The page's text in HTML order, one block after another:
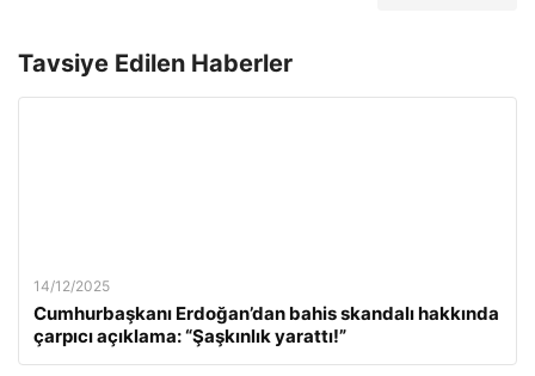
Tavsiye Edilen Haberler
14/12/2025
Cumhurbaşkanı Erdoğan’dan bahis skandalı hakkında
çarpıcı açıklama: “Şaşkınlık yarattı!”